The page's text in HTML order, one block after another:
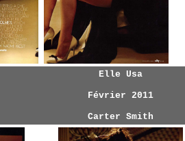
Elle Usa
Février 2011
Carter Smith